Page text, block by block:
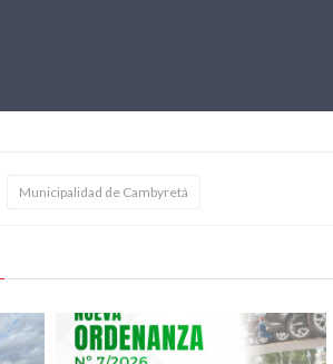
Municipalidad de Cambyretá